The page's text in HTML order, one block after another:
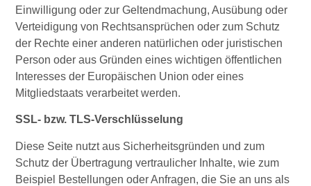
Einwilligung oder zur Geltendmachung, Ausübung oder
Verteidigung von Rechtsansprüchen oder zum Schutz
der Rechte einer anderen natürlichen oder juristischen
Person oder aus Gründen eines wichtigen öffentlichen
Interesses der Europäischen Union oder eines
Mitgliedstaats verarbeitet werden.
SSL- bzw. TLS-Verschlüsselung
Diese Seite nutzt aus Sicherheitsgründen und zum
Schutz der Übertragung vertraulicher Inhalte, wie zum
Beispiel Bestellungen oder Anfragen, die Sie an uns als